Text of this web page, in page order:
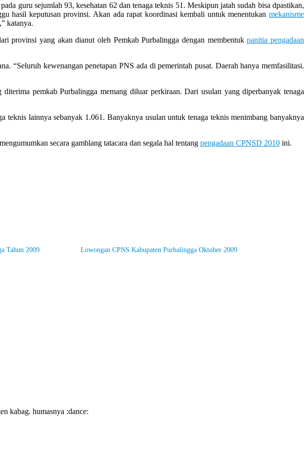
guru sejumlah 93, kesehatan 62 dan tenaga teknis 51. Meskipun jatah sudah bisa dpastikan,
hasil keputusan provinsi. Akan ada rapat koordinasi kembali untuk menentukanmekanisme
katanya.
provinsi yang akan dianut oleh Pemkab Purbalingga dengan membentukpanitia pengadaan
“Seluruh kewenangan penetapan PNS ada di pemerintah pusat. Daerah hanya memfasilitasi.
pemkab Purbalingga memang diluar perkiraan. Dari usulan yang diperbanyak tenaga
lainnya sebanyak 1.061. Banyaknya usulan untuk tenaga teknis menimbang banyaknya
secara gamblang tatacara dan segala hal tentang pengadaan CPNSD 2010 ini.
Tahun 2009 Lowongan CPNS Kabupaten Purbalingga Oktober 2009
kabag. humasnya :dance: